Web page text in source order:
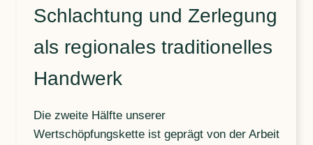
Schlachtung und Zerlegung
als regionales traditionelles
Handwerk
Die zweite Hälfte unserer
Wertschöpfungskette ist geprägt von der Arbeit